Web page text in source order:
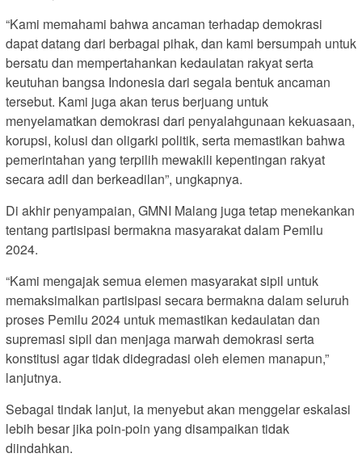
“Kami memahami bahwa ancaman terhadap demokrasi
dapat datang dari berbagai pihak, dan kami bersumpah untuk
bersatu dan mempertahankan kedaulatan rakyat serta
keutuhan bangsa Indonesia dari segala bentuk ancaman
tersebut. Kami juga akan terus berjuang untuk
menyelamatkan demokrasi dari penyalahgunaan kekuasaan,
korupsi, kolusi dan oligarki politik, serta memastikan bahwa
pemerintahan yang terpilih mewakili kepentingan rakyat
secara adil dan berkeadilan”, ungkapnya.
Di akhir penyampaian, GMNI Malang juga tetap menekankan
tentang partisipasi bermakna masyarakat dalam Pemilu
2024.
“Kami mengajak semua elemen masyarakat sipil untuk
memaksimalkan partisipasi secara bermakna dalam seluruh
proses Pemilu 2024 untuk memastikan kedaulatan dan
supremasi sipil dan menjaga marwah demokrasi serta
konstitusi agar tidak didegradasi oleh elemen manapun,”
lanjutnya.
Sebagai tindak lanjut, ia menyebut akan menggelar eskalasi
lebih besar jika poin-poin yang disampaikan tidak
diindahkan.